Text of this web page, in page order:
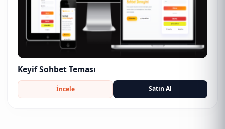
Keyif Sohbet Teması
İncele Satın Al